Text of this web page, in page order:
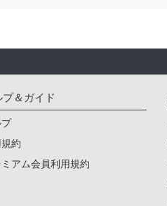
プ＆ガイド
約
アム会員利用規約